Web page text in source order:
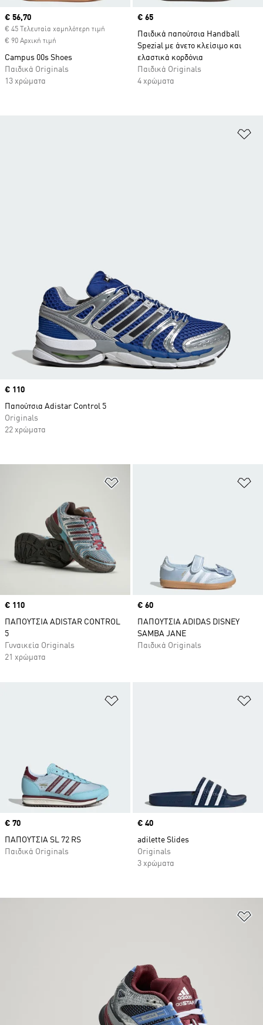
Current price
€ 56,70
€ 45 Τελευταία χαμηλότερη τιμή
€ 90 Αρχική τιμή
Campus 00s Shoes
Παιδικά Originals
13 χρώματα
Price
€ 65
Παιδικά παπούτσια Handball
Spezial με άνετο κλείσιμο και
ελαστικά κορδόνια
Παιδικά Originals
4 χρώματα
Προσθήκη στη Λίστα Επιθυμιών
Price
€ 110
ΠΑΠΟΥΤΣΙΑ ADISTAR CONTROL
5
Γυναικεία Originals
21 χρώματα
Price
€ 60
ΠΑΠΟΥΤΣΙΑ ADIDAS DISNEY
SAMBA JANE
Παιδικά Originals
Προσθήκη στη Λίστα Επιθυμιών
Price
€ 70
ΠΑΠΟΥΤΣΙΑ SL 72 RS
Παιδικά Originals
Price
€ 40
adilette Slides
Originals
3 χρώματα
Price
€ 110
Παπούτσια Adistar Control 5
Originals
22 χρώματα